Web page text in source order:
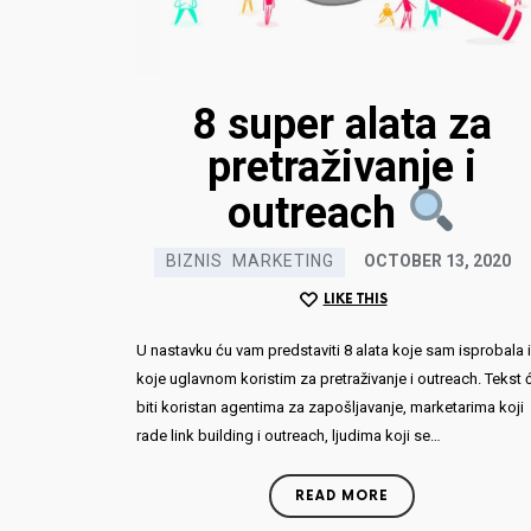
8 super alata za
pretraživanje i
outreach
BIZNIS MARKETING OCTOBER 13, 2020
LIKE THIS
U nastavku ću vam predstaviti 8 alata koje sam isprobala i
koje uglavnom koristim za pretraživanje i outreach. Tekst
biti koristan agentima za zapošljavanje, marketarima koji
rade link building i outreach, ljudima koji se…
READ MORE
Preuzmi dokument
7 najčešćih
Ime i
prezime